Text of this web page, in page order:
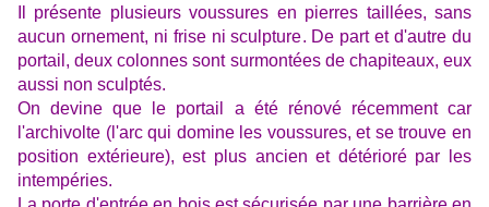
Il présente plusieurs voussures en pierres taillées, sans
aucun ornement, ni frise ni sculpture. De part et d'autre du
portail, deux colonnes sont surmontées de chapiteaux, eux
aussi non sculptés.
On devine que le portail a été rénové récemment car
l'archivolte (l'arc qui domine les voussures, et se trouve en
position extérieure), est plus ancien et détérioré par les
intempéries.